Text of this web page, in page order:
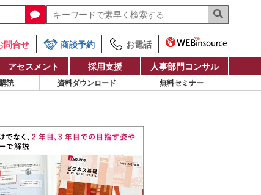
問合せ 商談予約
お電話
アセスメント 採用支援 人事部門コンサル
読 資料ダウンロード 無料セミナー